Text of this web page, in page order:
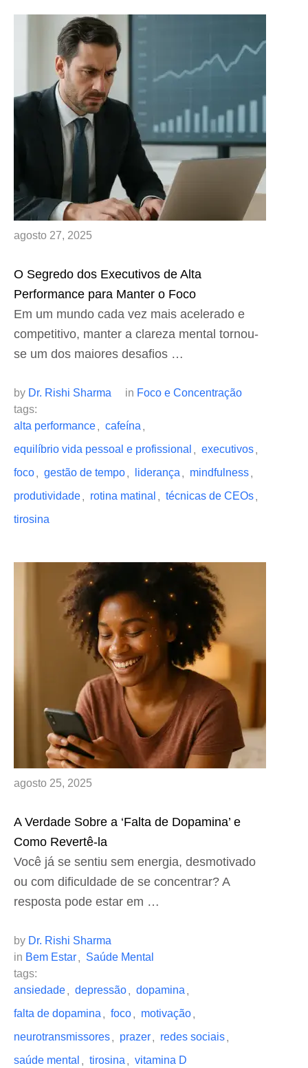
agosto 27, 2025
O Segredo dos Executivos de Alta
Performance para Manter o Foco
Em um mundo cada vez mais acelerado e
competitivo, manter a clareza mental tornou-
se um dos maiores desafios …
by Dr. Rishi Sharma in Foco e Concentração
tags:
alta performance, cafeína ,
equilíbrio vida pessoal e profissional , executivos,
foco, gestão de tempo, liderança , mindfulness,
produtividade, rotina matinal , técnicas de CEOs,
tirosina
agosto 25, 2025
A Verdade Sobre a ‘Falta de Dopamina’ e
Como Revertê-la
Você já se sentiu sem energia, desmotivado
ou com dificuldade de se concentrar? A
resposta pode estar em …
by Dr. Rishi Sharma
in Bem Estar, Saúde Mental
tags:
ansiedade, depressão, dopamina ,
falta de dopamina , foco, motivação,
neurotransmissores, prazer, redes sociais,
saúde mental , tirosina , vitamina D